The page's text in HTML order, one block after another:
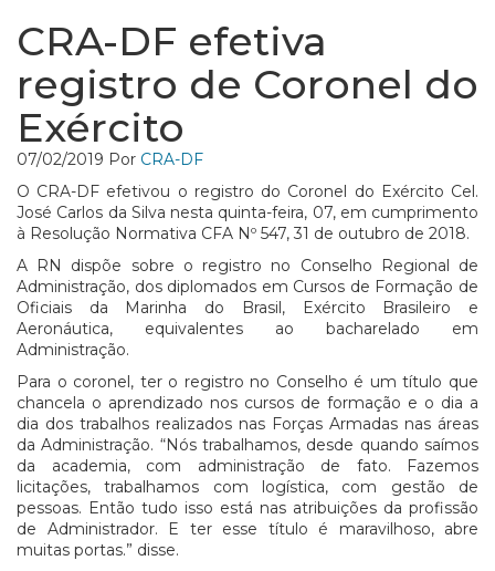
CRA-DF efetiva
registro de Coronel do
Exército
07/02/2019 Por CRA-DF
O CRA-DF efetivou o registro do Coronel do Exército Cel.
José Carlos da Silva nesta quinta-feira, 07, em cumprimento
à Resolução Normativa CFA Nº 547, 31 de outubro de 2018.
A RN dispõe sobre o registro no Conselho Regional de
Administração, dos diplomados em Cursos de Formação de
Oficiais da Marinha do Brasil, Exército Brasileiro e
Aeronáutica, equivalentes ao bacharelado em
Administração.
Para o coronel, ter o registro no Conselho é um título que
chancela o aprendizado nos cursos de formação e o dia a
dia dos trabalhos realizados nas Forças Armadas nas áreas
da Administração. “Nós trabalhamos, desde quando saímos
da academia, com administração de fato. Fazemos
licitações, trabalhamos com logística, com gestão de
pessoas. Então tudo isso está nas atribuições da profissão
de Administrador. E ter esse título é maravilhoso, abre
muitas portas.” disse.